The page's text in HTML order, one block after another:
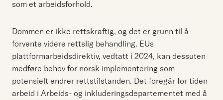
som et arbeidsforhold.
Dommen er ikke rettskraftig, og det er grunn til å
forvente videre rettslig behandling. EUs
plattformarbeidsdirektiv, vedtatt i 2024, kan dessuten
medføre behov for norsk implementering som
potensielt endrer rettstilstanden. Det foregår for tiden
arbeid i Arbeids- og inkluderingsdepartementet med å